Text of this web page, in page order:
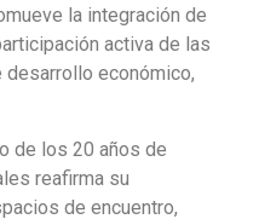
la integración de
activa de las
económico,
de los 20 años de
reafirma su
de encuentro,